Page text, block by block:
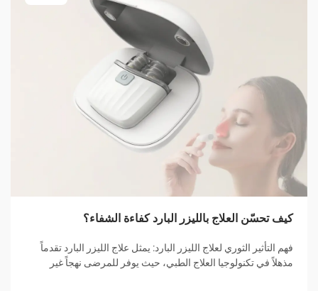
كيف تحسّن العلاج بالليزر البارد كفاءة الشفاء؟
فهم التأثير الثوري لعلاج الليزر البارد: يمثل علاج الليزر البارد تقدماً
مذهلاً في تكنولوجيا العلاج الطبي، حيث يوفر للمرضى نهجاً غير